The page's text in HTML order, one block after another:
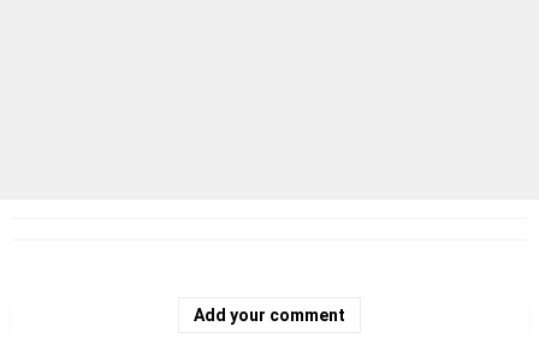
Add your comment